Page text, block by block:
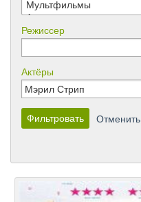
Режиссер
Актёры
Фильтровать Отменить